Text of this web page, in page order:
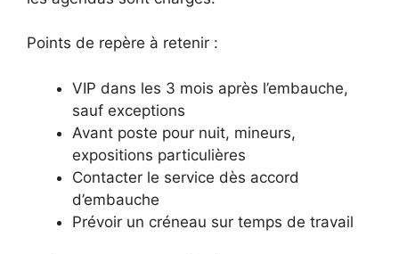
Points de repère à retenir :
VIP dans les 3 mois après l’embauche,
sauf exceptions
Avant poste pour nuit, mineurs,
expositions particulières
Contacter le service dès accord
d’embauche
Prévoir un créneau sur temps de travail